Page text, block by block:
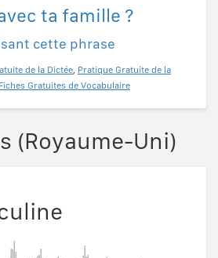
ta famille ?
cette phrase
de la Dictée, Pratique Gratuite de la
Fiches Gratuites de Vocabulaire
(Royaume-Uni)